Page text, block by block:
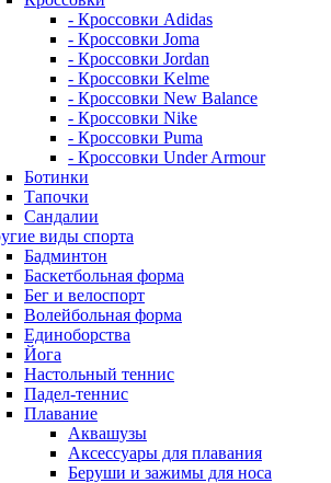
- Кроссовки Adidas
- Кроссовки Joma
- Кроссовки Jordan
- Кроссовки Kelme
- Кроссовки New Balance
- Кроссовки Nike
- Кроссовки Puma
- Кроссовки Under Armour
Ботинки
Тапочки
Сандалии
виды спорта
Бадминтон
Баскетбольная форма
Бег и велоспорт
Волейбольная форма
Единоборства
Йога
Настольный теннис
Падел-теннис
Плавание
Аквашузы
Аксессуары для плавания
Беруши и зажимы для носа